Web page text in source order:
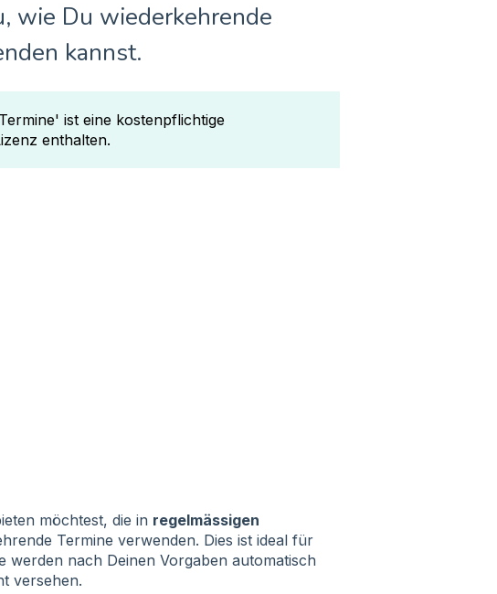
wie Du wiederkehrende
kannst.
ist eine kostenpflichtige
enthalten.
möchtest, die in regelmässigen
Termine verwenden. Dies ist ideal für
nach Deinen Vorgaben automatisch
versehen.